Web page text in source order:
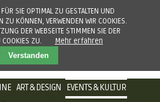
NAVIGATION
ÜBERSPRINGEN
ART & DESIGN
EVENTS & KULTUR
SIE OPTIMAL ZU GESTALTEN UND
ZU KÖNNEN, VERWENDEN WIR COOKIES.
DER WEBSEITE STIMMEN SIE DER
COOKIES ZU.
Mehr erfahren
Verstanden